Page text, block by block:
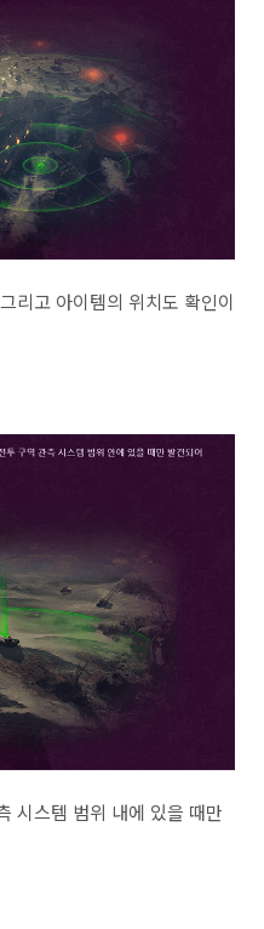
리고 아이템의 위치도 확인이
시스템 범위 내에 있을 때만